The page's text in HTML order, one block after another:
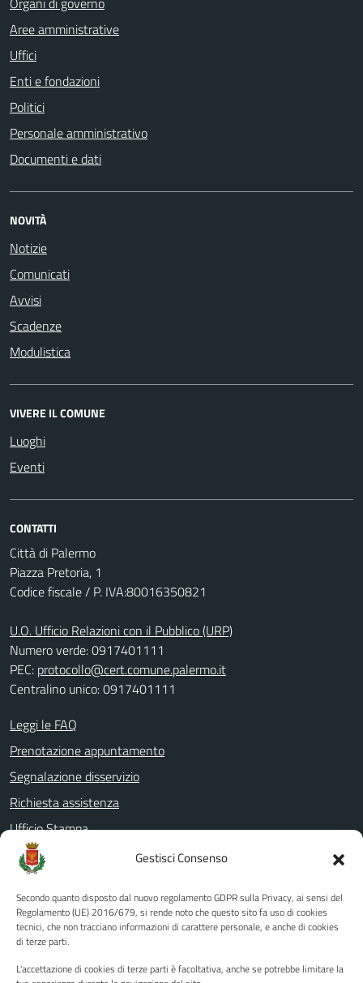
Gestisci Consenso
Secondo quanto disposto dal nuovo regolamento GDPR sulla Privacy, ai sensi del
Regolamento (UE) 2016/679, si rende noto che questo sito fa uso di cookies
tecnici, che non tracciano informazioni di carattere personale, e anche di cookies
di terze parti.
L'accettazione di cookies di terze parti è facoltativa, anche se potrebbe limitare la
Aree amministrative
Uffici
Enti e fondazioni
Politici
Personale amministrativo
Documenti e dati
NOVITÀ
Notizie
Comunicati
Avvisi
Scadenze
Modulistica
VIVERE IL COMUNE
Luoghi
Eventi
CONTATTI
Città di Palermo
Piazza Pretoria, 1
Codice fiscale / P. IVA:80016350821
U.O. Ufficio Relazioni con il Pubblico (URP)
Numero verde: 0917401111
PEC: protocollo@cert.comune.palermo.it
Centralino unico: 0917401111
Leggi le FAQ
Prenotazione appuntamento
Segnalazione disservizio
Richiesta assistenza
Ufficio Stampa
Amministrazione Trasparente
Albo pretorio
Informativa privacy
Note legali